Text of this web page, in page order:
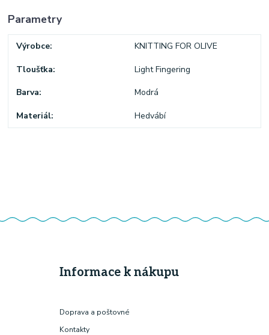
Parametry
Výrobce KNITTING FOR OLIVE
Tloušťka Light Fingering
Barva Modrá
Materiál Hedvábí
Informace k nákupu
Doprava a poštovné
Kontakty